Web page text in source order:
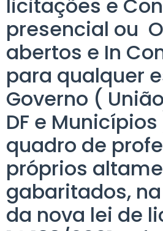
licitações e
presencial ou
abertos e In
para qualquer
Governo (
DF e
quadro de
próprios
gabaritados,
da nova lei de